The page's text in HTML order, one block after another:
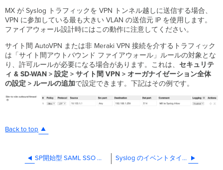
MX が Syslog トラフィックを VPN トンネル越しに送信する場合、
VPN に参加している最も大きい VLAN の送信元 IP を使用します。
ファイアウォール設計時にはこの動作に注意してください。
サイト間 AutoVPN または非 Meraki VPN 接続を介するトラフィック
は「サイト間アウトバウンド ファイアウォール」ルールの対象とな
り、許可ルールが必要になる場合があります。これは、セキュリテ
ィ & SD-WAN > 設定 > サイト間 VPN > オーガナイゼーション全体
の設定 > ルールの追加で設定できます。下記はその例です。
Back to top
SP開始型 SAML SSO 設定ガイド Syslog のイベントタイプ一覧とログのサンプル